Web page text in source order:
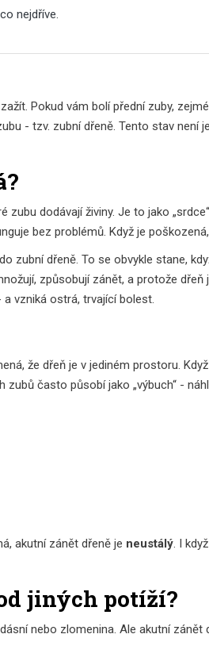
nejdříve.
Pokud vám bolí přední zuby,
- tzv. zubní dřeně. Tento stav není
zubu dodávají živiny. Je to jako
bez problémů. Když je
zubní dřeně. To se obvykle stane,
způsobují zánět, a protože dřeň
vzniká ostrá, trvající bolest.
že dřeň je v jediném prostoru.
často působí jako „výbuch“ -
akutní zánět dřeně je neustálý. I
jiných potíží?
nebo zlomenina. Ale akutní zánět